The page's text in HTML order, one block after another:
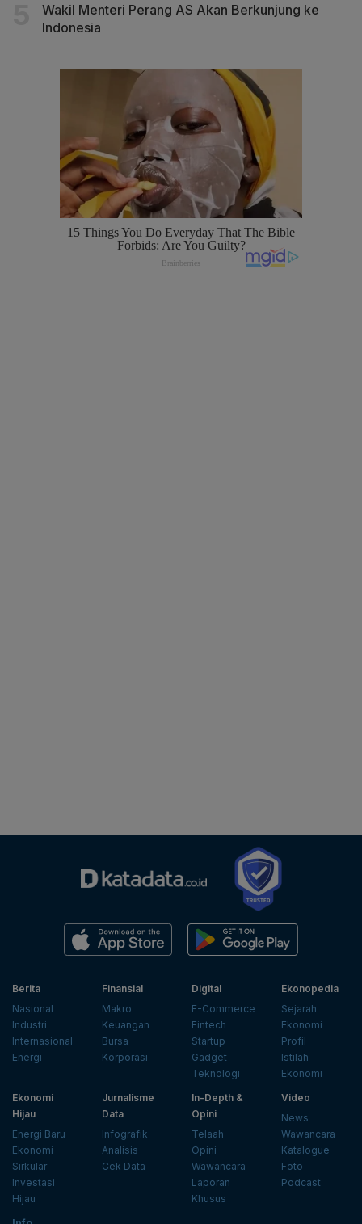
Wakil Menteri Perang AS Akan Berkunjung ke
Indonesia
Berita
Nasional
Industri
Internasional
Energi
Finansial
Makro
Keuangan
Bursa
Korporasi
Digital
E-Commerce
Fintech
Startup
Gadget
Teknologi
Ekonopedia
Sejarah
Ekonomi
Profil
Istilah
Ekonomi
Ekonomi
Hijau
Energi Baru
Ekonomi
Sirkular
Investasi
Hijau
Jurnalisme
Data
Infografik
Analisis
Cek Data
In-Depth &
Opini
Telaah
Opini
Wawancara
Laporan
Khusus
Video
News
Wawancara
Katalogue
Foto
Podcast